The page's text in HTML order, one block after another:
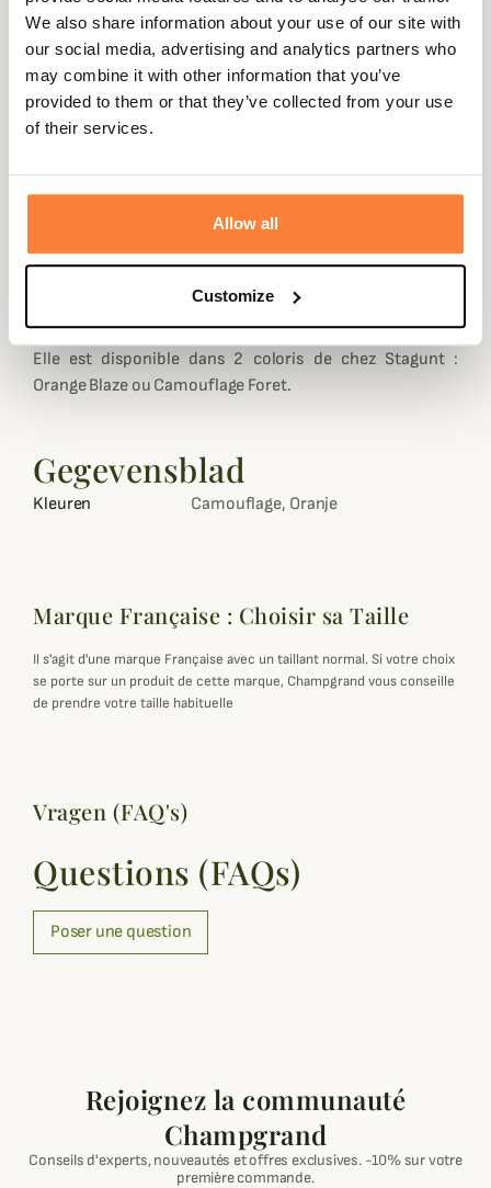
We also share information about your use of our site with
our social media, advertising and analytics partners who
may combine it with other information that you’ve
provided to them or that they’ve collected from your use
of their services.
Allow all
Customize
vêtement à l'épreuve de la pluie et de l'humidité.
Ce modèle Thunder est encore plus abouti pour les
chasseurs actifs qui recherche une veste très légère, peu
encombrante et 100% étanche et respirante.
technique, doublé d'une membrane type Gore-tex collée.
poids minime et un tissu silencieux.
Une fois repliée, la veste Thunder prend très peu de place
et se range facilement dans un sac à dos ou dans une
poche carnier.
Elle est disponible dans 2 coloris de chez Stagunt :
Orange Blaze ou Camouflage Foret.
Gegevensblad
Kleuren Camouflage, Oranje
Marque Française : Choisir sa Taille
Il s'agit d'une marque Française avec un taillant normal. Si votre choix
se porte sur un produit de cette marque, Champgrand vous conseille
de prendre votre taille habituelle
Vragen (FAQ's)
Questions (FAQs)
Poser une question
Rejoignez la communauté
Champgrand
Conseils d'experts, nouveautés et offres exclusives. -10% sur votre
première commande.